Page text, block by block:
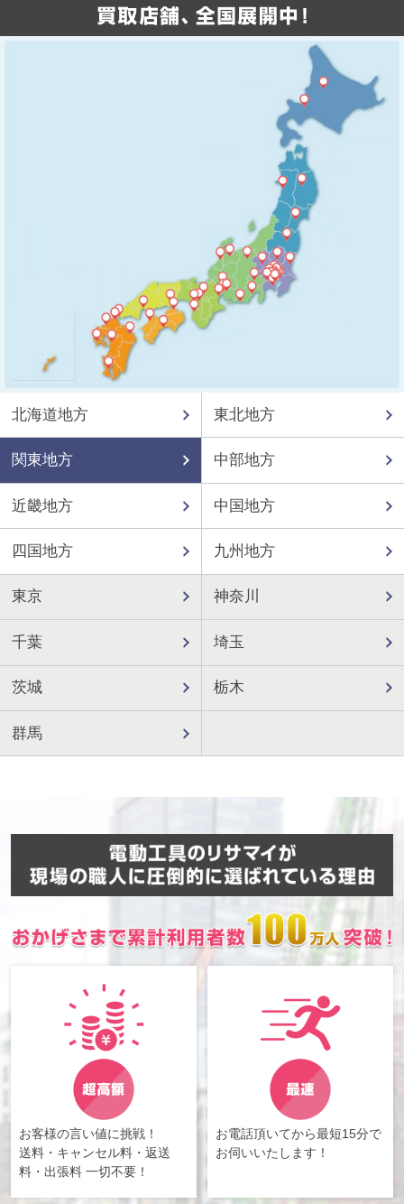
北海道地方 東北地方
関東地方 中部地方
近畿地方 中国地方
四国地方 九州地方
東京 神奈川
千葉 埼玉
茨城 栃木
群馬
お客様の言い値に挑戦！
送料・キャンセル料・返送
料・出張料 一切不要！
お電話頂いてから最短15分で
お伺いいたします！